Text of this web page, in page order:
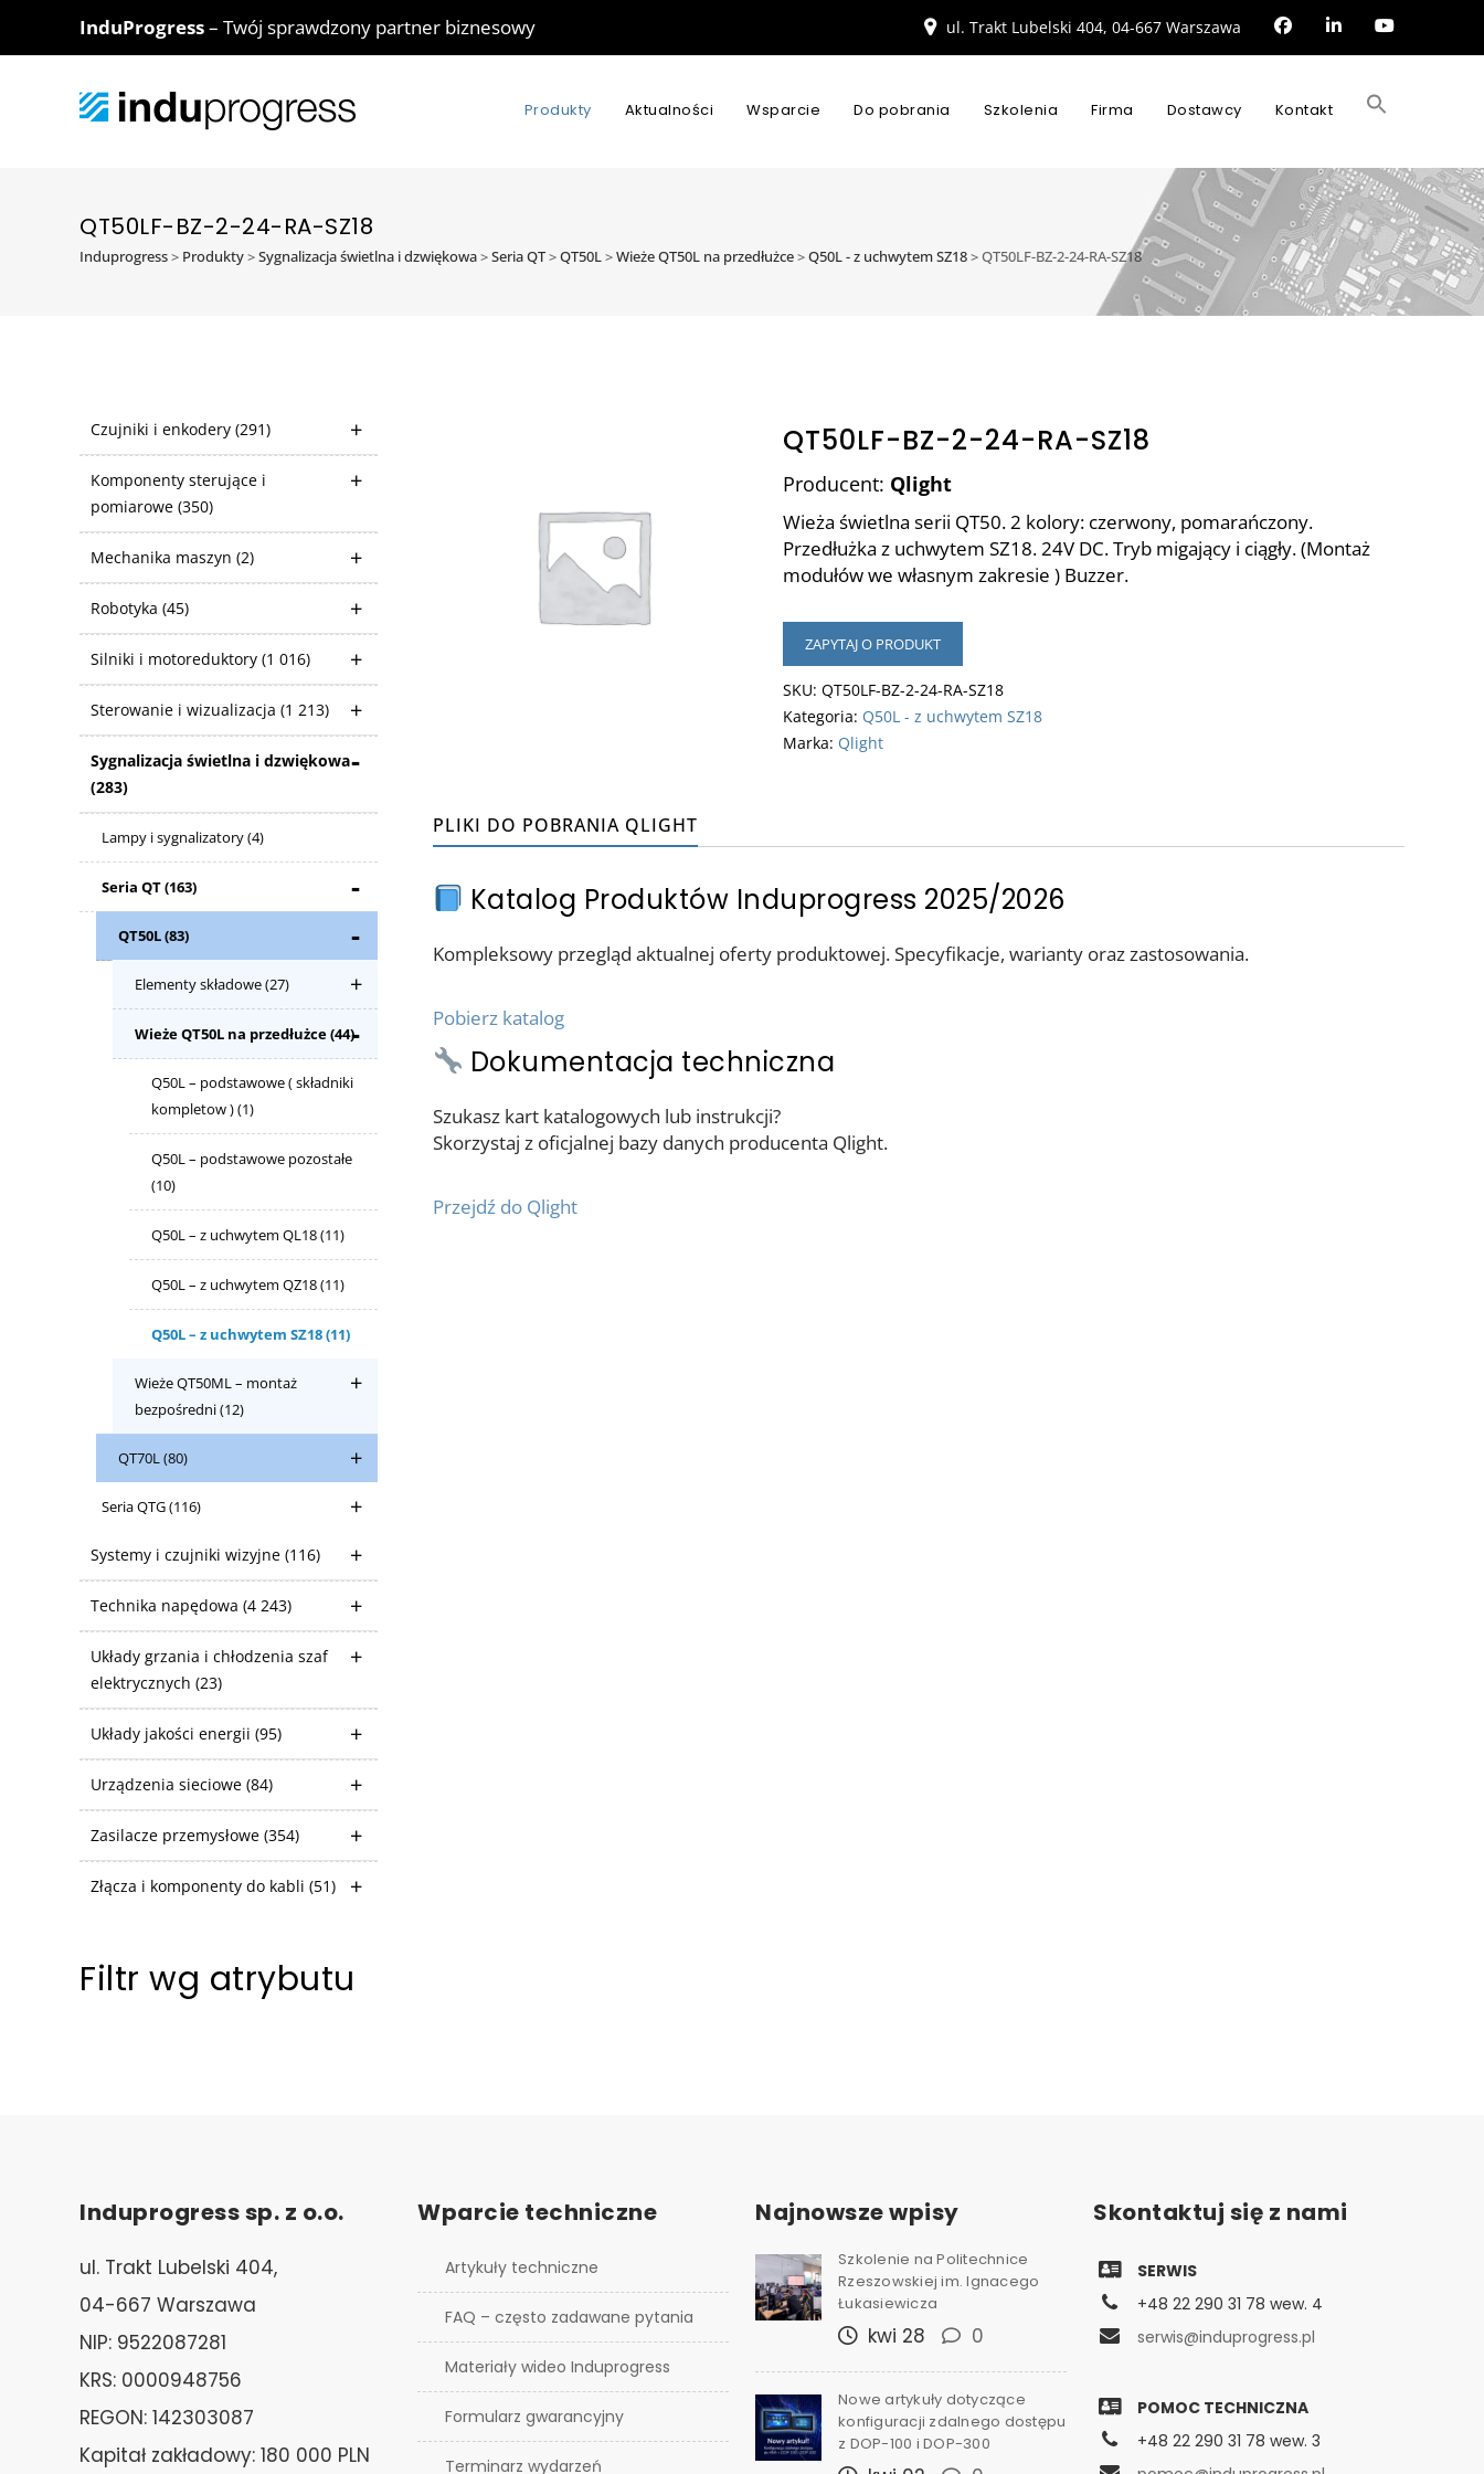
InduProgress– Twój sprawdzony partner biznesowy ul. Trakt Lubelski 404, 04-667 Warszawa
Produkty Aktualności Wsparcie Do pobrania Szkolenia Firma Dostawcy Kontakt
QT50LF-BZ-2-24-RA-SZ18
Induprogress> Produkty>Sygnalizacja świetlna i dzwiękowa>Seria QT>QT50L>Wieże QT50L na przedłużce>Q50L - z uchwytem SZ18>QT50LF-BZ-2-24-RA-SZ18
Czujniki i enkodery (291)
Komponenty sterujące i
pomiarowe (350)
Mechanika maszyn (2)
Robotyka (45)
Silniki i motoreduktory (1 016)
Sterowanie i wizualizacja (1 213)
Sygnalizacja świetlna i dzwiękowa
(283)
Lampy i sygnalizatory(4)
Seria QT(163)
QT50L(83)
Elementy składowe(27)
Wieże QT50L na przedłużce(44)
Q50L – podstawowe ( składniki
kompletow )(1)
Q50L – podstawowe pozostałe
(10)
Q50L – z uchwytem QL18(11)
Q50L – z uchwytem QZ18(11)
Q50L – z uchwytem SZ18(11)
Wieże QT50ML – montaż
bezpośredni(12)
QT70L(80)
Seria QTG(116)
Systemy i czujniki wizyjne (116)
Technika napędowa (4 243)
Układy grzania i chłodzenia szaf
elektrycznych (23)
Układy jakości energii (95)
Urządzenia sieciowe (84)
Zasilacze przemysłowe (354)
Złącza i komponenty do kabli (51)
Filtr wg atrybutu
QT50LF-BZ-2-24-RA-SZ18
Producent: Qlight
Wieża świetlna serii QT50. 2 kolory: czerwony, pomarańczony.
Przedłużka z uchwytem SZ18. 24V DC. Tryb migający i ciągły. (Montaż
modułów we własnym zakresie ) Buzzer.
ZAPYTAJ O PRODUKT
SKU: QT50LF-BZ-2-24-RA-SZ18
Kategoria: Q50L - z uchwytem SZ18
Marka: Qlight
PLIKI DO POBRANIA QLIGHT
Katalog Produktów Induprogress 2025/2026
Kompleksowy przegląd aktualnej oferty produktowej. Specyfikacje, warianty oraz zastosowania.
Pobierz katalog
Dokumentacja techniczna
Szukasz kart katalogowych lub instrukcji?
Skorzystaj z oficjalnej bazy danych producenta Qlight.
Przejdź do Qlight
Induprogress sp. z o.o.
ul. Trakt Lubelski 404,
04-667 Warszawa
NIP: 9522087281
KRS: 0000948756
REGON: 142303087
Kapitał zakładowy: 180 000 PLN
Wparcie techniczne
Artykuły techniczne
FAQ – często zadawane pytania
Materiały wideo Induprogress
Formularz gwarancyjny
Terminarz wydarzeń
Najnowsze wpisy
Szkolenie na Politechnice
Rzeszowskiej im. Ignacego
Łukasiewicza
kwi 28 0
Nowe artykuły dotyczące
konfiguracji zdalnego dostępu
z DOP-100 i DOP-300
Skontaktuj się z nami
SERWIS
+48 22 290 31 78 wew. 4
serwis@induprogress.pl
POMOC TECHNICZNA
+48 22 290 31 78 wew. 3